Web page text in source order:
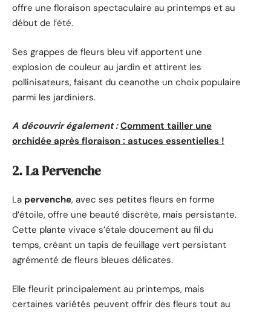
offre une floraison spectaculaire au printemps et au
début de l’été.
Ses grappes de fleurs bleu vif apportent une
explosion de couleur au jardin et attirent les
pollinisateurs, faisant du ceanothe un choix populaire
parmi les jardiniers.
A découvrir également : Comment tailler une
orchidée après floraison : astuces essentielles !
2. La Pervenche
La pervenche, avec ses petites fleurs en forme
d’étoile, offre une beauté discrète, mais persistante.
Cette plante vivace s’étale doucement au fil du
temps, créant un tapis de feuillage vert persistant
agrémenté de fleurs bleues délicates.
Elle fleurit principalement au printemps, mais
certaines variétés peuvent offrir des fleurs tout au